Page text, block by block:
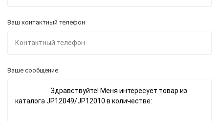
Ваш контактный телефон
Ваше сообщение